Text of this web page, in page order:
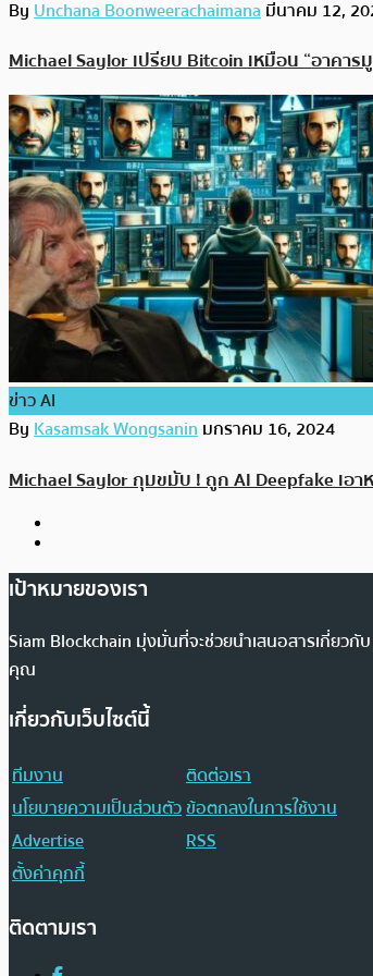
ByUnchana Boonweerachaimanaมีนาคม 12,
Michael Saylor เปรียบ Bitcoin เหมือน “อาคา
ข่าว AI
ByKasamsak Wongsaninมกราคม 16, 2024
Michael Saylor กุมขมับ ! ถูก AI Deepfake เ
เป้าหมายของเรา
Siam Blockchain มุ่งมั่นที่จะช่วยนำเสนอสารเกี่ยวกั
คุณ
เกี่ยวกับเว็บไซต์นี้
ทีมงาน
ติดต่อเรา
นโยบายความเป็นส่วนตัวข้อตกลงในการใช้งาน
Advertise
RSS
ตั้งค่าคุกกี้
ติดตามเรา